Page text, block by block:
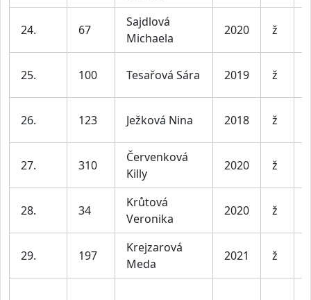
24. 67
Sajdlová
Michaela
2020 ž
25. 100 Tesařová Sára 2019 ž
26. 123 Ježková Nina 2018 ž
27. 310
Červenková
Killy
2020 ž
28. 34
Krůtová
Veronika
2020 ž
29. 197
Krejzarová
Meda
2021 ž